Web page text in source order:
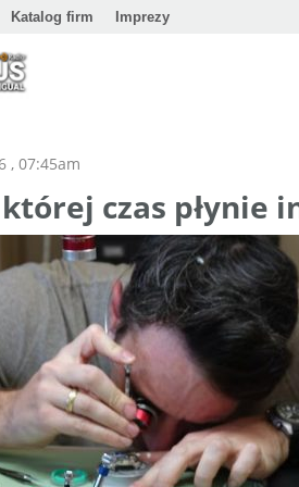
Katalog firm Imprezy
, 07:45am
której czas płynie